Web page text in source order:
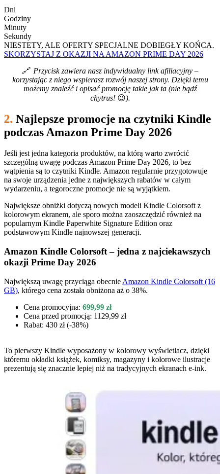
Dni
Godziny
Minuty
Sekundy
NIESTETY, ALE OFERTY SPECJALNE DOBIEGŁY KOŃCA.
SKORZYSTAJ Z OKAZJI NA AMAZON PRIME DAY 2026
🔗 Przycisk zawiera nasz indywidualny link afiliacyjny –
korzystając z niego wspierasz rozwój naszej strony. Dzięki temu
możemy znaleźć i opisać promocję takie jak ta (nie bądź
chytrus! 😉).
2. Najlepsze promocje na czytniki Kindle
podczas Amazon Prime Day 2026
Jeśli jest jedna kategoria produktów, na którą warto zwrócić
szczególną uwagę podczas Amazon Prime Day 2026, to bez
wątpienia są to czytniki Kindle. Amazon regularnie przygotowuje
na swoje urządzenia jedne z największych rabatów w całym
wydarzeniu, a tegoroczne promocje nie są wyjątkiem.
Największe obniżki dotyczą nowych modeli Kindle Colorsoft z
kolorowym ekranem, ale sporo można zaoszczędzić również na
popularnym Kindle Paperwhite Signature Edition oraz
podstawowym Kindle najnowszej generacji.
Amazon Kindle Colorsoft – jedna z najciekawszych
okazji Prime Day 2026
Największą uwagę przyciąga obecnie Amazon Kindle Colorsoft (16
GB), którego cena została obniżona aż o 38%.
Cena promocyjna: 699,99 zł
Cena przed promocją: 1129,99 zł
Rabat: 430 zł (-38%)
To pierwszy Kindle wyposażony w kolorowy wyświetlacz, dzięki
któremu okładki książek, komiksy, magazyny i kolorowe ilustracje
prezentują się znacznie lepiej niż na tradycyjnych ekranach e-ink.